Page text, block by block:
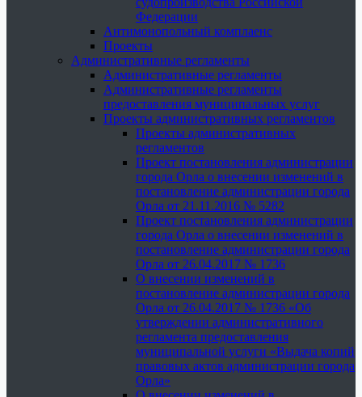
Федерации
Антимонопольный комплаенс
Проекты
Административные регламенты
Административные регламенты
Административные регламенты
предоставления муниципальных услуг
Проекты административных регламентов
Проекты административных
регламентов
Проект постановления администрации
города Орла о внесении изменений в
постановление администрации города
Орла от 21.11.2016 № 5282
Проект постановления администрации
города Орла о внесении изменений в
постановление администрации города
Орла от 26.04.2017 № 1736
О внесении изменений в
постановление администрации города
Орла от 26.04.2017 № 1736 «Об
утверждении административного
регламента предоставления
муниципальной услуги «Выдача копий
правовых актов администрации города
Орла»